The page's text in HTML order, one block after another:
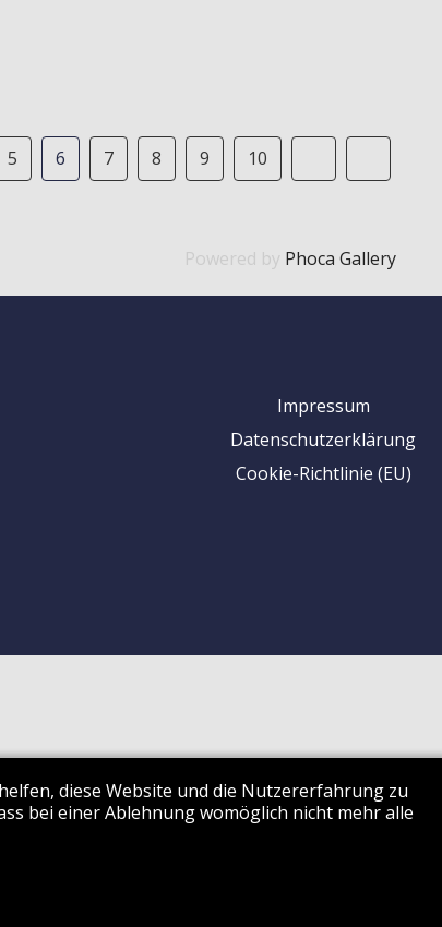
5 6 7 8 9 10
Powered by Phoca Gallery
Impressum
Datenschutzerklärung
Cookie-Richtlinie (EU)
diese Website und die Nutzererfahrung zu
bei einer Ablehnung womöglich nicht mehr alle